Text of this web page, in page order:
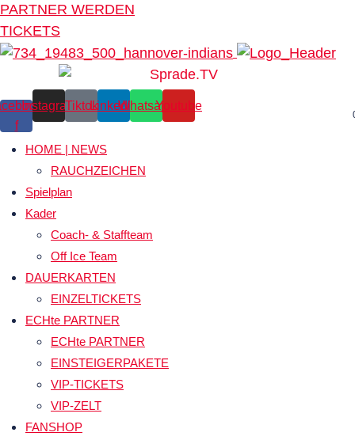
PARTNER WERDEN
TICKETS
f
InstagramTiktokLinkedinWhatsappYoutube
HOME | NEWS
RAUCHZEICHEN
Spielplan
Kader
Coach- & Staffteam
Off Ice Team
DAUERKARTEN
EINZELTICKETS
ECHte PARTNER
ECHte PARTNER
EINSTEIGERPAKETE
VIP-TICKETS
VIP-ZELT
FANSHOP